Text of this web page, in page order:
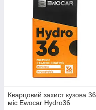
Кварцовий захист кузова 36
міс Ewocar Hydro36